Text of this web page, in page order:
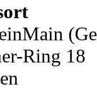
Ring 18